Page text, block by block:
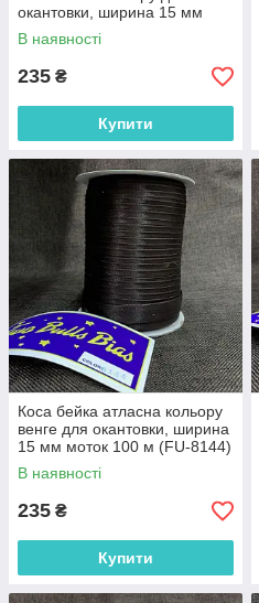
окантовки, ширина 15 мм
моток 100 м (FU-139)
В наявності
235 ₴
Купити
Коса бейка атласна кольору
венге для окантовки, ширина
15 мм моток 100 м (FU-8144)
В наявності
235 ₴
Купити